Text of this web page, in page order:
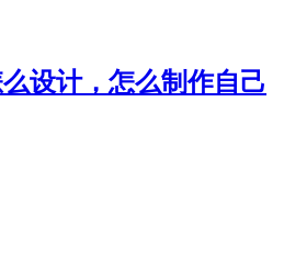
设计，怎么制作自己